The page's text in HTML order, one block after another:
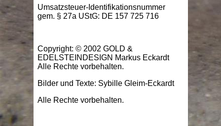
Umsatzsteuer-Identifikationsnummer
gem. § 27a UStG: DE 157 725 716
Copyright: © 2002 GOLD &
EDELSTEINDESIGN Markus Eckardt
Alle Rechte vorbehalten.
Bilder und Texte: Sybille Gleim-Eckardt
Alle Rechte vorbehalten.